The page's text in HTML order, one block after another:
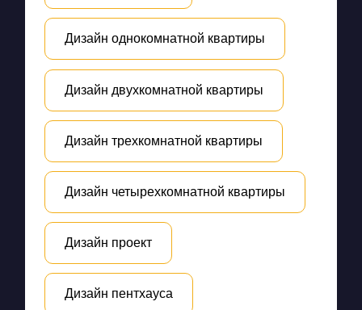
Дизайн однокомнатной квартиры
Дизайн двухкомнатной квартиры
Дизайн трехкомнатной квартиры
Дизайн четырехкомнатной квартиры
Дизайн проект
Дизайн пентхауса